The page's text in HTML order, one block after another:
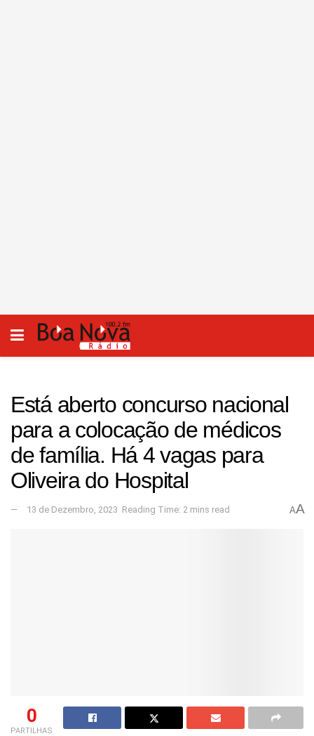
Está aberto concurso nacional
para a colocação de médicos
de família. Há 4 vagas para
Oliveira do Hospital
13 de Dezembro, 2023 Reading Time: 2 mins read AA
0
PARTILHAS